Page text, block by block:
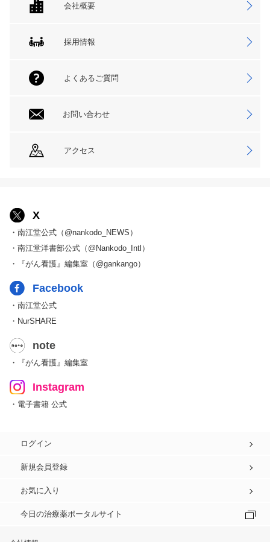
会社概要
採用情報
よくあるご質問
お問い合わせ
アクセス
X
・南江堂公式（@nankodo_NEWS）
・南江堂洋書部公式（@Nankodo_Intl）
・『がん看護』編集室（@gankango）
Facebook
・南江堂公式
・NurSHARE
note
・『がん看護』編集室
Instagram
・電子書籍 公式
ログイン
新規会員登録
お気に入り
今日の治療薬ポータルサイト